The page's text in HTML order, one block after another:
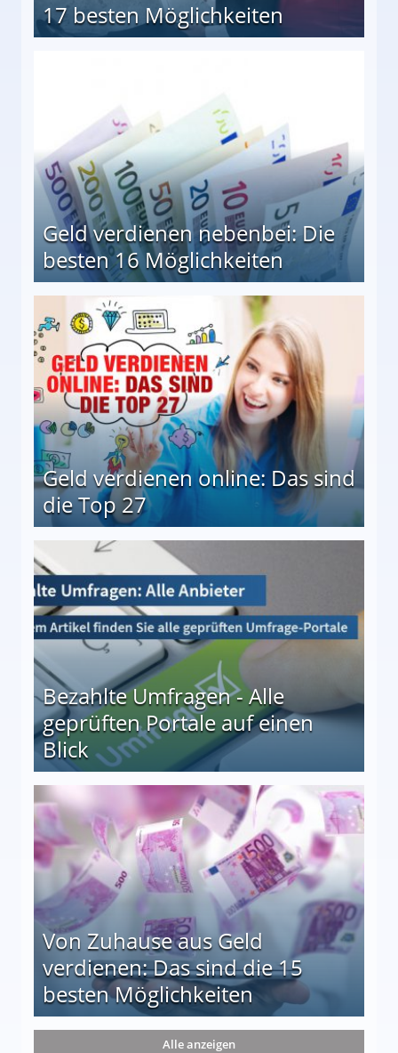
17 besten Möglichkeiten
Geld verdienen nebenbei: Die
besten 16 Möglichkeiten
Geld verdienen online: Das sind
die Top 27
Bezahlte Umfragen - Alle
geprüften Portale auf einen
Blick
auf einen Blick
Von Zuhause aus Geld
verdienen: Das sind die 15
besten Möglichkeiten
die 15 besten Möglichkeiten
Alle anzeigen